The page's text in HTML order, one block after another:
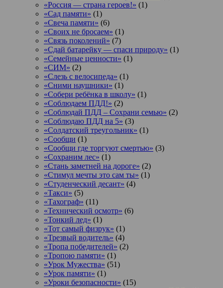
«Россия — страна героев!» (1)
«Сад памяти» (1)
«Свеча памяти» (6)
«Своих не бросаем» (1)
«Связь поколений» (7)
«Сдай батарейку — спаси природу» (1)
«Семейные ценности» (1)
«СИМ» (2)
«Слезь с велосипеда» (1)
«Сними наушники» (1)
«Собери ребёнка в школу» (1)
«Соблюдаем ПДД!» (2)
«Соблюдай ПДД – Сохрани семью» (2)
«Соблюдаю ПДД на 5» (3)
«Солдатский треугольник» (1)
«Сообщи (1)
«Сообщи где торгуют смертью» (3)
«Сохраним лес» (1)
«Стань заметней на дороге» (2)
«Стимул мечты это сам ты» (1)
«Студенческий десант» (4)
«Такси» (5)
«Тахограф» (11)
«Технический осмотр» (6)
«Тонкий лед» (1)
«Тот самый физрук» (1)
«Трезвый водитель» (4)
«Тропа победителей» (2)
«Тропою памяти» (1)
«Урок Мужества» (51)
«Урок памяти» (1)
«Уроки безопасности» (15)